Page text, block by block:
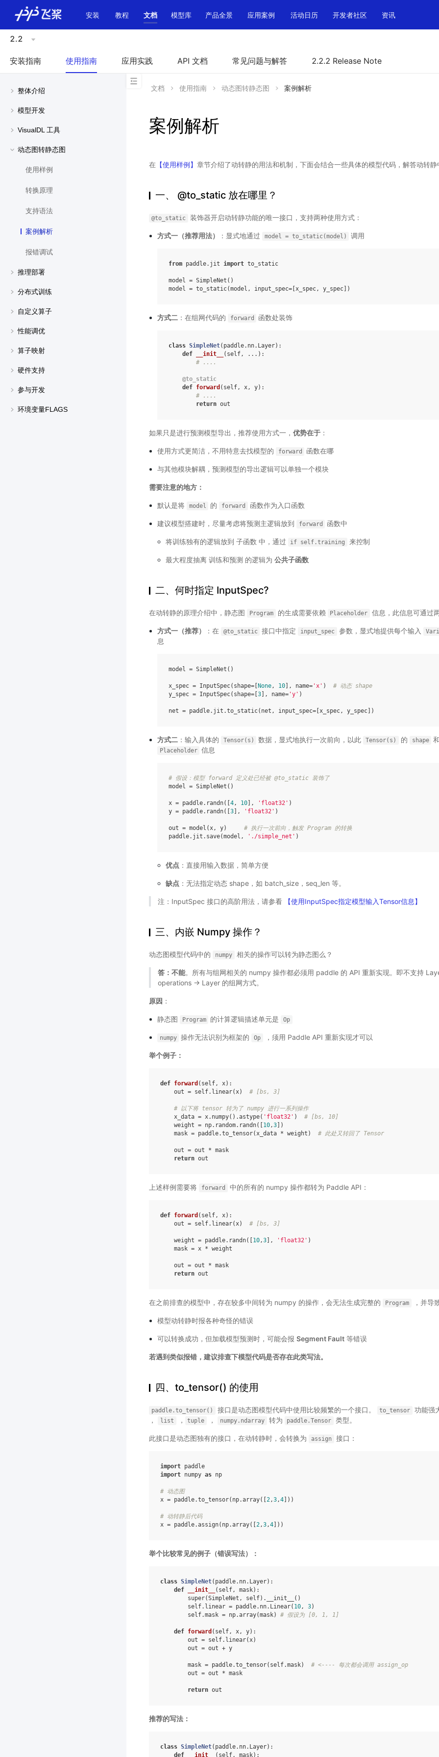
安装
教程 文档 模型库 产品全景 应用案例 活动日历 开发者社区 资讯
2.2
安装指南 使用指南 应用实践 API 文档 常见问题与解答 2.2.2 Release Note
整体介绍
模型开发
VisualDL 工具
动态图转静态图
使用样例
转换原理
支持语法
案例解析
报错调试
推理部署
分布式训练
自定义算子
性能调优
算子映射
硬件支持
参与开发
环境变量FLAGS
文档 使用指南 动态图转静态图 案例解析
案例解析
在 【使用样例】 章节介绍了动转静的用法和机制，下面会结合一些具体的模型代码，解答动转
一、 @to_static 放在哪里？
@to_static 装饰器开启动转静功能的唯一接口，支持两种使用方式：
方式一（推荐用法） ：显式地通过 model = to_static(model) 调用
from paddle.jit import to_static
model = SimpleNet ()
model = to_static(model , input_spec=[ x_spec, y_spec])
方式二：在组网代码的 forward 函数处装饰
class SimpleNet( paddle. nn. Layer):
def
__init__ ( self, ... ):
# ....
@to_static
def forward ( self, x, y):
# ....
return out
如果只是进行预测模型导出，推荐使用方式一， 优势在于 ：
使用方式更简洁，不用特意去找模型的 forward 函数在哪
与其他模块解耦，预测模型的导出逻辑可以单独一个模块
需要注意的地方：
默认是将 model 的 forward 函数作为入口函数
建议模型搭建时，尽量考虑将预测主逻辑放到 forward 函数中
将训练独有的逻辑放到 子函数 中，通过 if self.training 来控制
最大程度抽离 训练和预测 的逻辑为 公共子函数
二、何时指定 InputSpec?
在动转静的原理介绍中，静态图 Program 的生成需要依赖 Placeholder 信息，此信息可通过
方式一（推荐） ：在 @to_static 接口中指定 input_spec 参数，显式地提供每个输入
息
model = SimpleNet ()
x_spec = InputSpec( shape=[ None, 10], name='x' )
# 动态 shape
y_spec = InputSpec( shape=[ 3], name='y' )
net = paddle. jit .to_static( net , input_spec=[ x_spec, y_spec])
方式二：输入具体的 Tensor(s) 数据，显式地执行一次前向，以此 Tensor(s) 的 shape
Placeholder 信息
# 假设：模型 forward 定义处已经被 @to_static 装饰了
model = SimpleNet ()
x = paddle. randn([ 4, 10], 'float32' )
y = paddle. randn([ 3], 'float32' )
out = model (x, y)
# 执行一次前向，触发 Program 的转换
paddle. jit . save(model , './simple_net' )
优点：直接用输入数据，简单方便
缺点：无法指定动态 shape，如 batch_size，seq_len 等。
注：InputSpec 接口的高阶用法，请参看 【使用InputSpec指定模型输入Tensor信息】
三、内嵌 Numpy 操作？
动态图模型代码中的 numpy 相关的操作可以转为静态图么？
答：不能。所有与组网相关的 numpy 操作都必须用 paddle 的 API 重新实现。即不支持
operations → Layer 的组网方式。
原因 ：
静态图 Program 的计算逻辑描述单元是 Op
numpy 操作无法识别为框架的 Op ，须用 Paddle API 重新实现才可以
举个例子：
def forward ( self, x):
out = self. linear(x) # [bs, 3]
# 以下将 tensor 转为了 numpy 进行一系列操作
x_data = x. numpy() .astype( 'float32' )
# [bs, 10]
weight = np. random. randn([ 10,3 ])
mask = paddle.to_tensor(x_data * weight ) # 此处又转回了 Tensor
out = out * mask
return out
上述样例需要将 forward 中的所有的 numpy 操作都转为 Paddle API：
def forward ( self, x):
out = self. linear(x) # [bs, 3]
weight = paddle. randn([ 10,3 ], 'float32' )
mask = x * weight
out = out * mask
return out
在之前排查的模型中，存在较多中间转为 numpy 的操作，会无法生成完整的 Program ，并导
模型动转静时报各种奇怪的错误
可以转换成功，但加载模型预测时，可能会报 Segment Fault等错误
若遇到类似报错，建议排查下模型代码是否存在此类写法。
四、to_tensor() 的使用
paddle.to_tensor() 接口是动态图模型代码中使用比较频繁的一个接口。 to_tensor
功能强
，
list ， tuple ， numpy.ndarray 转为 paddle.Tensor 类型。
此接口是动态图独有的接口，在动转静时，会转换为 assign 接口：
import paddle
import numpy as np
# 动态图
x = paddle.to_tensor( np.array([ 2,3,4 ]))
# 动转静后代码
x = paddle.assign( np.array([ 2,3,4 ]))
举个比较常见的例子（错误写法）：
class SimpleNet( paddle. nn. Layer):
def
__init__ ( self, mask):
super(SimpleNet , self) . __init__
()
self. linear = paddle. nn. Linear( 10, 3)
self.mask = np.array(mask) # 假设为 [0, 1, 1]
def forward ( self, x, y):
out = self. linear(x)
out = out + y
mask = paddle.to_tensor( self.mask)
# <---- 每次都会调用 assign_op
out = out * mask
return out
推荐的写法：
class SimpleNet( paddle. nn. Layer):
def
__init__ ( self, mask):